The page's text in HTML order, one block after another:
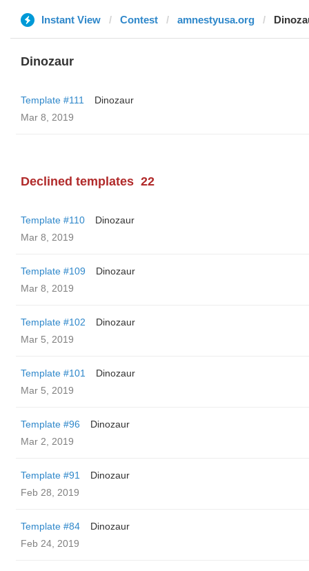
Instant View Contest amnestyusa.org
Dinozaur
Template #111
Dinozaur
Mar 8, 2019
Declined templates 22
Template #110
Dinozaur
Mar 8, 2019
Template #109
Dinozaur
Mar 8, 2019
Template #102
Dinozaur
Mar 5, 2019
Template #101
Dinozaur
Mar 5, 2019
Template #96
Dinozaur
Mar 2, 2019
Template #91
Dinozaur
Feb 28, 2019
Template #84
Dinozaur
Feb 24, 2019